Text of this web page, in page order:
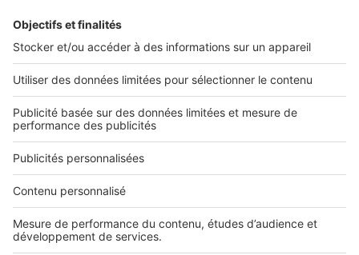
2 rue des Italiens 75009 Paris
01 53 38 80 00